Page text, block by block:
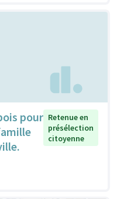
pour Retenue en
présélection
citoyenne